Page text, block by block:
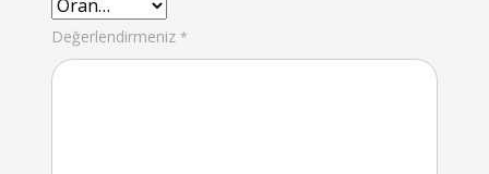
Değerlendirmeniz *